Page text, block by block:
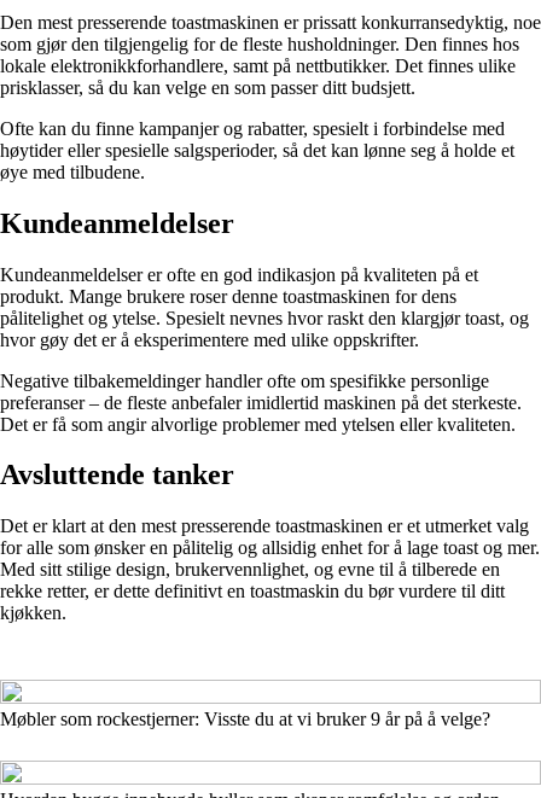
Den mest presserende toastmaskinen er prissatt konkurransedyktig, noe
som gjør den tilgjengelig for de fleste husholdninger. Den finnes hos
lokale elektronikkforhandlere, samt på nettbutikker. Det finnes ulike
prisklasser, så du kan velge en som passer ditt budsjett.
Ofte kan du finne kampanjer og rabatter, spesielt i forbindelse med
høytider eller spesielle salgsperioder, så det kan lønne seg å holde et
øye med tilbudene.
Kundeanmeldelser
Kundeanmeldelser er ofte en god indikasjon på kvaliteten på et
produkt. Mange brukere roser denne toastmaskinen for dens
pålitelighet og ytelse. Spesielt nevnes hvor raskt den klargjør toast, og
hvor gøy det er å eksperimentere med ulike oppskrifter.
Negative tilbakemeldinger handler ofte om spesifikke personlige
preferanser – de fleste anbefaler imidlertid maskinen på det sterkeste.
Det er få som angir alvorlige problemer med ytelsen eller kvaliteten.
Avsluttende tanker
Det er klart at den mest presserende toastmaskinen er et utmerket valg
for alle som ønsker en pålitelig og allsidig enhet for å lage toast og mer.
Med sitt stilige design, brukervennlighet, og evne til å tilberede en
rekke retter, er dette definitivt en toastmaskin du bør vurdere til ditt
kjøkken.
Møbler som rockestjerner: Visste du at vi bruker 9 år på å velge?